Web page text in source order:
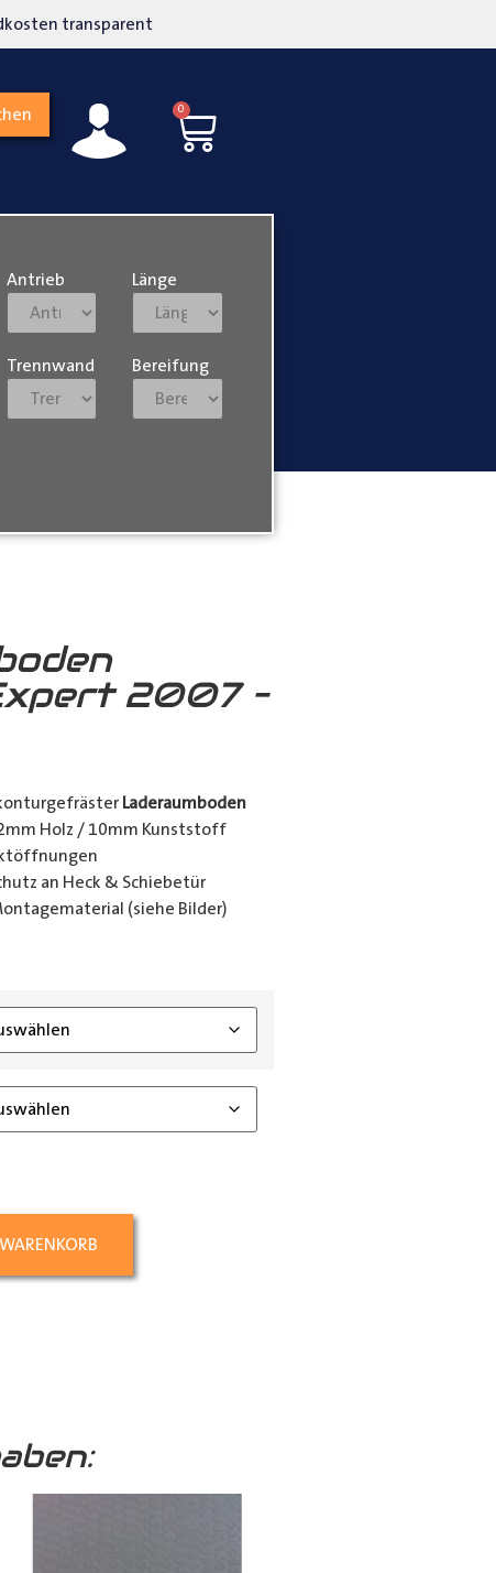
transparent
0
Antrieb Länge
Trennwand Bereifung
2007 –
Laderaumboden
Holz / 10mm Kunststoff
an Heck & Schiebetür
(siehe Bilder)